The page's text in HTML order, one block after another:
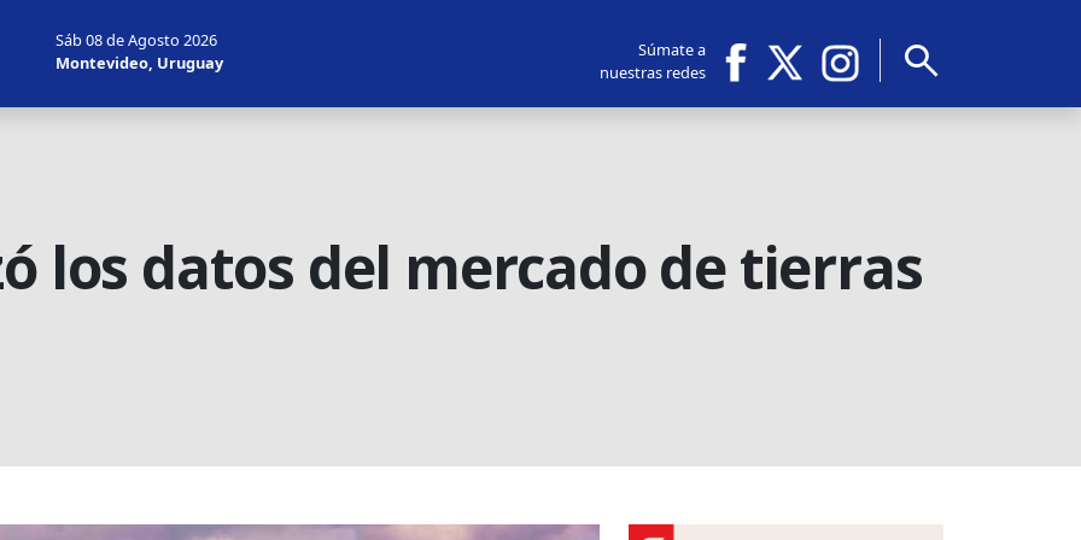
Sáb 08 de Agosto 2026
Montevideo, Uruguay
Súmate a
nuestras redes
search
los datos del mercado de tierras